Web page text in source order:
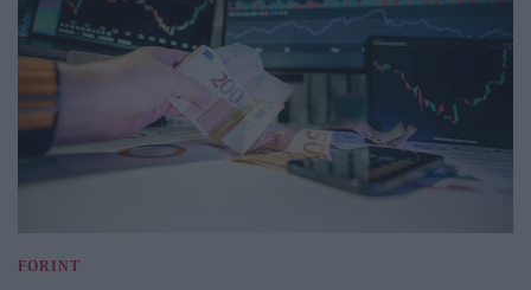
FORINT